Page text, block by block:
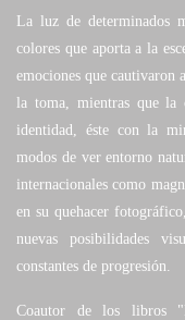
La luz de determinados
colores que aporta a la
emociones que cautivaron
la toma, mientras que la
identidad, éste con la
modos de ver entorno
internacionales como
en su quehacer
nuevas posibilidades
constantes de progresión.
Coautor de los libros